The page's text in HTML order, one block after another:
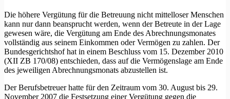
Die höhere Vergütung für die Betreuung nicht mittelloser Menschen
kann nur dann beansprucht werden, wenn der Betreute in der Lage
gewesen wäre, die Vergütung am Ende des Abrechnungsmonates
vollständig aus seinem Einkommen oder Vermögen zu zahlen. Der
Bundesgerichtshof hat in einem Beschluss vom 15. Dezember 2010
(XII ZB 170/08) entschieden, dass auf die Vermögenslage am Ende
des jeweiligen Abrechnungsmonats abzustellen ist.
Der Berufsbetreuer hatte für den Zeitraum vom 30. August bis 29.
November 2007 die Festsetzung einer Vergütung gegen die